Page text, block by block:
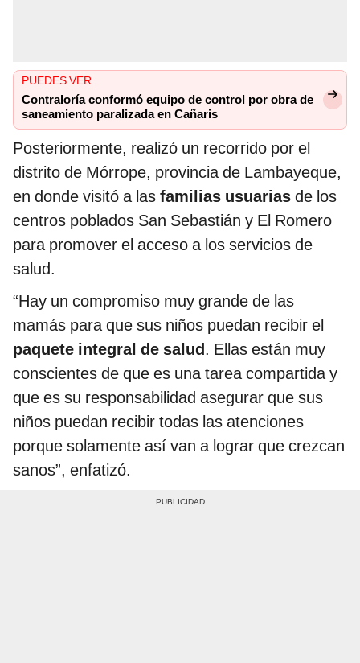
PUEDES VER
Contraloría conformó equipo de control por obra de
saneamiento paralizada en Cañaris
Posteriormente, realizó un recorrido por el
distrito de Mórrope, provincia de Lambayeque,
en donde visitó a las familias usuarias de los
centros poblados San Sebastián y El Romero
para promover el acceso a los servicios de
salud.
“Hay un compromiso muy grande de las
mamás para que sus niños puedan recibir el
paquete integral de salud. Ellas están muy
conscientes de que es una tarea compartida y
que es su responsabilidad asegurar que sus
niños puedan recibir todas las atenciones
porque solamente así van a lograr que crezcan
sanos”, enfatizó.